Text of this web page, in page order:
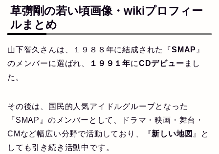
草彅剛の若い頃画像・wikiプロフィー
ルまとめ
山下智久さんは、１９８８年に結成された『SMAP 』
のメンバーに選ばれ、
１９９１年にCDデビュー まし
た。
その後は、国民的人気アイドルグループとなった
『SMAP』のメンバーとして、ドラマ・映画・舞台・
CMなど幅広い分野で活動しており、『新しい地図 』と
しても引き続き活動中です。